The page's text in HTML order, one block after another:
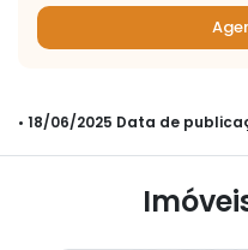
• 18/06/2025 Data de